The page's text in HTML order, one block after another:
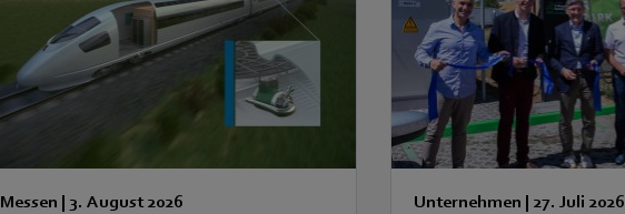
Messen | 3. August 2026 Unternehmen | 27. Juli 2026